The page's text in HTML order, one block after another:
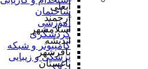
آبعلی
ارجمند
اسلامشهر
اندیشه
باقرشهر
باغستان
ساختمان
آموزشی
گردشگری
کامپیوتر و شبکه
پزشکی و زیبایی